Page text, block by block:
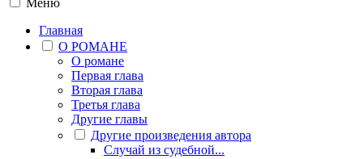
Меню
Главная
О РОМАНЕ
О романе
Первая глава
Вторая глава
Третья глава
Другие главы
Другие произведения автора
Случай из судебной...